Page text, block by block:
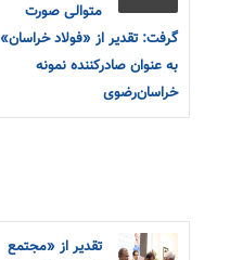
متوالی صورت
گرفت: تقدیر از «فولاد خراسان»
به عنوان صادرکننده نمونه
خراسان‌رضوی
تقدیر از «مجتمع